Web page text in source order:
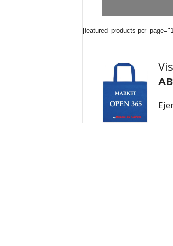
[featured_products